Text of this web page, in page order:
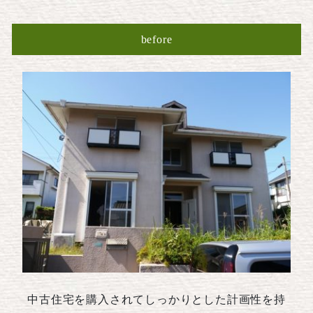
before
中古住宅を購入されてしっかりとした計画性を持